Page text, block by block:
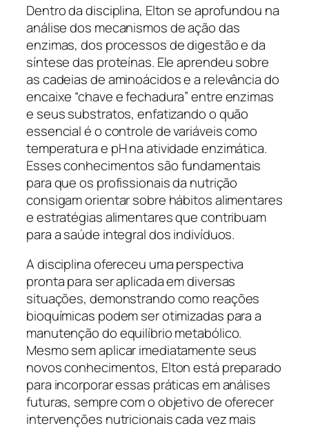
Dentro da disciplina, Elton se aprofundou na
análise dos mecanismos de ação das
enzimas, dos processos de digestão e da
síntese das proteínas. Ele aprendeu sobre
as cadeias de aminoácidos e a relevância do
encaixe “chave e fechadura” entre enzimas
e seus substratos, enfatizando o quão
essencial é o controle de variáveis como
temperatura e pH na atividade enzimática.
Esses conhecimentos são fundamentais
para que os profissionais da nutrição
consigam orientar sobre hábitos alimentares
e estratégias alimentares que contribuam
para a saúde integral dos indivíduos.
A disciplina ofereceu uma perspectiva
pronta para ser aplicada em diversas
situações, demonstrando como reações
bioquímicas podem ser otimizadas para a
manutenção do equilíbrio metabólico.
Mesmo sem aplicar imediatamente seus
novos conhecimentos, Elton está preparado
para incorporar essas práticas em análises
futuras, sempre com o objetivo de oferecer
intervenções nutricionais cada vez mais